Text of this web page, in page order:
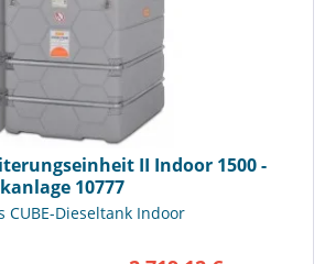
II Indoor 1500 -
10777
Dieseltank Indoor